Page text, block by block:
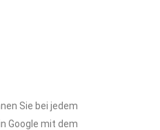
Sie bei jedem
Google mit dem